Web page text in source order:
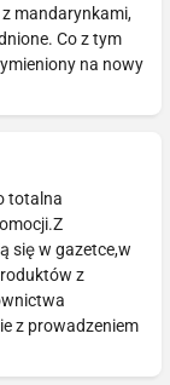
mandarynkami,
Co z tym
na nowy
totalna
się w gazetce,w
z
z prowadzeniem